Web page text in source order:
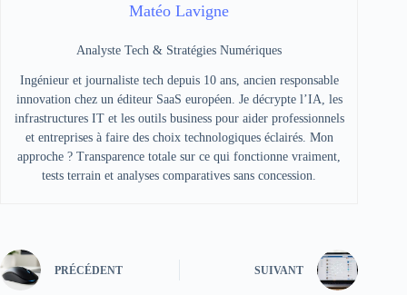
Matéo Lavigne
Analyste Tech & Stratégies Numériques
Ingénieur et journaliste tech depuis 10 ans, ancien responsable
innovation chez un éditeur SaaS européen. Je décrypte l’IA, les
infrastructures IT et les outils business pour aider professionnels
et entreprises à faire des choix technologiques éclairés. Mon
approche ? Transparence totale sur ce qui fonctionne vraiment,
tests terrain et analyses comparatives sans concession.
PRÉCÉDENT SUIVANT